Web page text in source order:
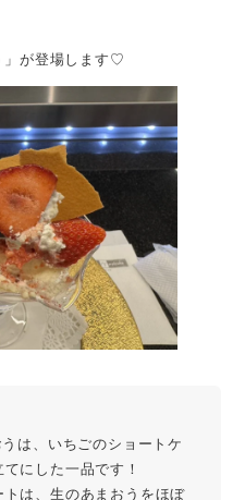
」が登場します♡
は、いちごのショートケ
にした一品です！
トは、生のあまおうをほぼ